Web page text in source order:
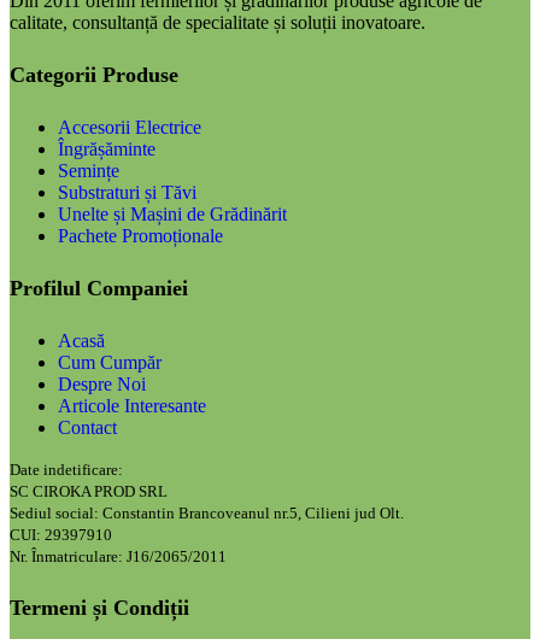
calitate, consultanță de specialitate și soluții inovatoare.
Categorii Produse
Accesorii Electrice
Îngrășăminte
Semințe
Substraturi și Tăvi
Unelte și Mașini de Grădinărit
Pachete Promoționale
Profilul Companiei
Acasă
Cum Cumpăr
Despre Noi
Articole Interesante
Contact
Date indetificare:
SC CIROKA PROD SRL
Sediul social: Constantin Brancoveanul nr.5, Cilieni jud Olt.
CUI: 29397910
Nr. Înmatriculare: J16/2065/2011
Termeni și Condiții